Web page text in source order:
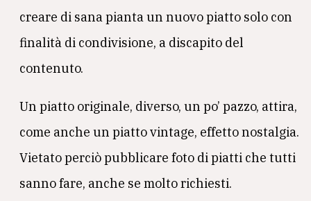
creare di sana pianta un nuovo piatto solo con
finalità di condivisione, a discapito del
contenuto.
Un piatto originale, diverso, un po’ pazzo, attira,
come anche un piatto vintage, effetto nostalgia.
Vietato perciò pubblicare foto di piatti che tutti
sanno fare, anche se molto richiesti.